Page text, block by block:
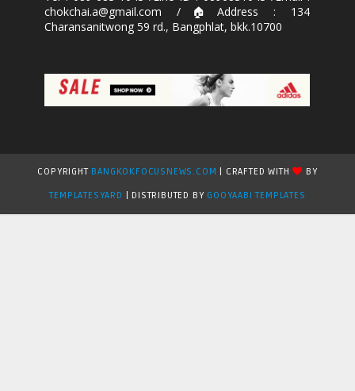
chokchai.a@gmail.com /🏠Address : 134
Charansanitwong 59 rd., Bangphlat, bkk.10700
COPYRIGHT BANGKOKFOCUSNEWS.COM | CRAFTED WITH
BY
TEMPLATESYARD
| DISTRIBUTED BY GOOYAABI TEMPLATES